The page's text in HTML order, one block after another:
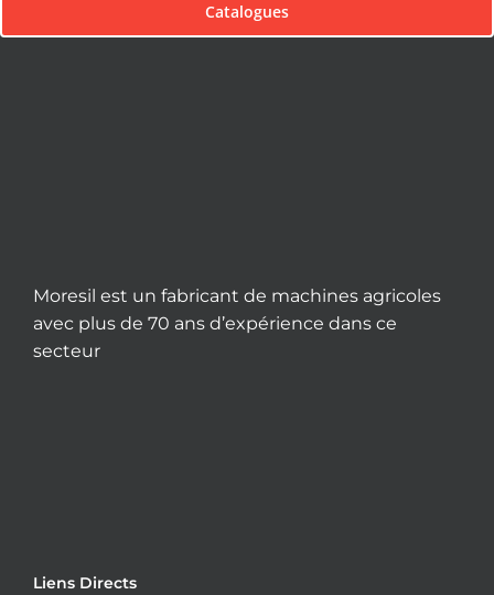
Catalogues
Moresil est un fabricant de machines agricoles
avec plus de 70 ans d’expérience dans ce
secteur
Liens Directs